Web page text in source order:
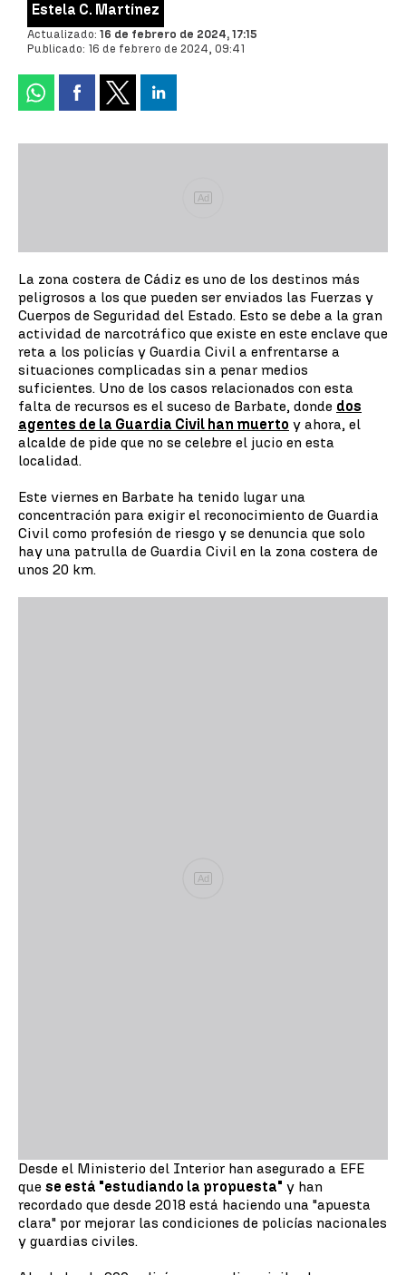
Estela C. Martínez
Actualizado: 16 de febrero de 2024, 17:15
Publicado: 16 de febrero de 2024, 09:41
Ad
La zona costera de Cádiz es uno de los destinos más
peligrosos a los que pueden ser enviados las Fuerzas y
Cuerpos de Seguridad del Estado. Esto se debe a la gran
actividad de narcotráfico que existe en este enclave que
reta a los policías y Guardia Civil a enfrentarse a
situaciones complicadas sin a penar medios
suficientes. Uno de los casos relacionados con esta
falta de recursos es el suceso de Barbate, donde dos
agentes de la Guardia Civil han muerto y ahora, el
alcalde de pide que no se celebre el jucio en esta
localidad.
Este viernes en Barbate ha tenido lugar una
concentración para exigir el reconocimiento de Guardia
Civil como profesión de riesgo y se denuncia que solo
hay una patrulla de Guardia Civil en la zona costera de
unos 20 km.
Ad
Desde el Ministerio del Interior han asegurado a EFE
que se está "estudiando la propuesta" y han
recordado que desde 2018 está haciendo una "apuesta
clara" por mejorar las condiciones de policías nacionales
y guardias civiles.